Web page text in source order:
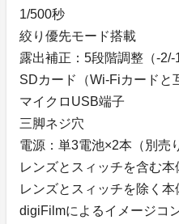
1/500秒
絞り優先モード搭載
露出補正：5段階調整（-2/-
SDカード（Wi-Fiカードと
マイクロUSB端子
三脚ネジ穴
電源：単3電池×2本（別売
レンズとスィッチを含む
レンズとスィッチを除く
digiFilmによるイメージコ